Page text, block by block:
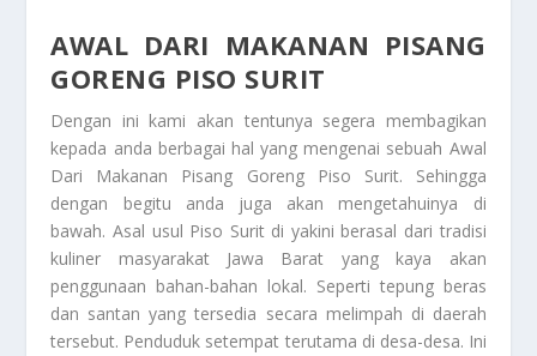
AWAL DARI MAKANAN PISANG
GORENG PISO SURIT
Dengan ini kami akan tentunya segera membagikan
kepada anda berbagai hal yang mengenai sebuah Awal
Dari Makanan Pisang Goreng Piso Surit. Sehingga
dengan begitu anda juga akan mengetahuinya di
bawah. Asal usul Piso Surit di yakini berasal dari tradisi
kuliner masyarakat Jawa Barat yang kaya akan
penggunaan bahan-bahan lokal. Seperti tepung beras
dan santan yang tersedia secara melimpah di daerah
tersebut. Penduduk setempat terutama di desa-desa. Ini